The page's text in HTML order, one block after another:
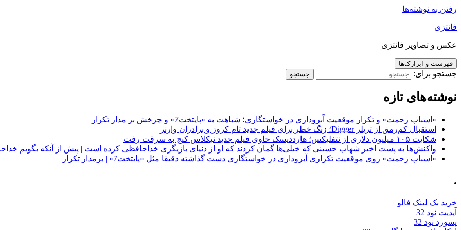
رفتن به نوشته‌ها
فانتزی
عکس و تصاویر فانتزی
فهرست و ابزارک‌ها
جستجو برای:
نوشته‌های تازه
«اسباب زحمت» و تکرار موقعیت آبروداری در خواستگاری؛ شباهت به «پایتخت7» و چرخش بر مدار تکرار
استقبال کم‌رمق از تریلر Digger؛ زنگ خطر برای فیلم جدید تام کروز و برادران وارنر
شکایت ۱۰۵ میلیون دلاری از نتفلیکس؛ هارددیسک حاوی فیلم جدید نیکلاس کیج به سرقت رفت
واکنش‌ها به پست اخیر شهاب حسینی که خیلی‌ها گمان کردند که او از دنیای بازیگری خداحافظی کرده است | پیش از آنکه بگویم
«اسباب زحمت» روی موقعیت تکراری آبروداری در خواستگاری دست گذاشته دقیقا مثل «پایتخت7» | برمدار تکرار
.
خرید بک لینک فالو
آپدیت نود 32
پسورد نود 32